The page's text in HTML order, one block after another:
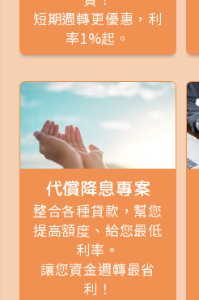
短期週轉更優惠，利
率1%起。
代償降息專案
整合各種貸款，幫您
提高額度、給您最低
利率。
讓您資金週轉最省
利！